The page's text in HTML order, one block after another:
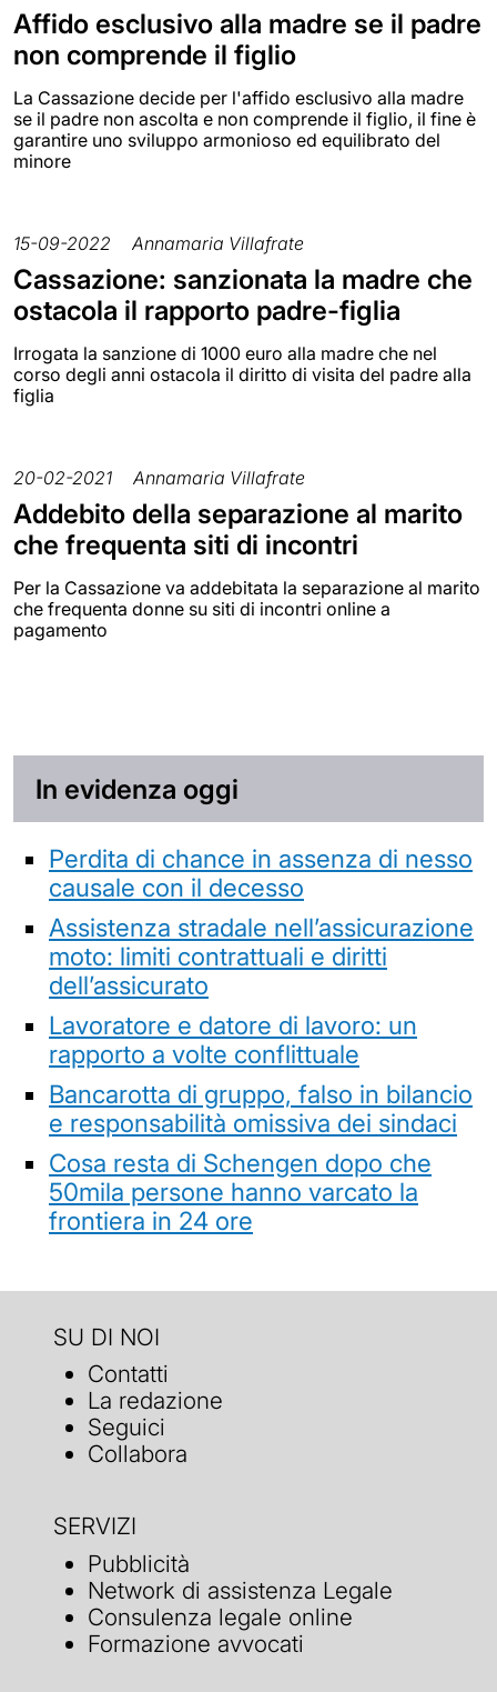
Affido esclusivo alla madre se il padre
non comprende il figlio
La Cassazione decide per l'affido esclusivo alla madre
se il padre non ascolta e non comprende il figlio, il fine è
garantire uno sviluppo armonioso ed equilibrato del
minore
15-09-2022 Annamaria Villafrate
Cassazione: sanzionata la madre che
ostacola il rapporto padre-figlia
Irrogata la sanzione di 1000 euro alla madre che nel
corso degli anni ostacola il diritto di visita del padre alla
figlia
20-02-2021 Annamaria Villafrate
Addebito della separazione al marito
che frequenta siti di incontri
Per la Cassazione va addebitata la separazione al marito
che frequenta donne su siti di incontri online a
pagamento
In evidenza oggi
Perdita di chance in assenza di nesso
causale con il decesso
Assistenza stradale nell’assicurazione
moto: limiti contrattuali e diritti
dell’assicurato
Lavoratore e datore di lavoro: un
rapporto a volte conflittuale
Bancarotta di gruppo, falso in bilancio
e responsabilità omissiva dei sindaci
Cosa resta di Schengen dopo che
50mila persone hanno varcato la
frontiera in 24 ore
SU DI NOI
Contatti
La redazione
Seguici
Collabora
SERVIZI
Pubblicità
Network di assistenza Legale
Consulenza legale online
Formazione avvocati